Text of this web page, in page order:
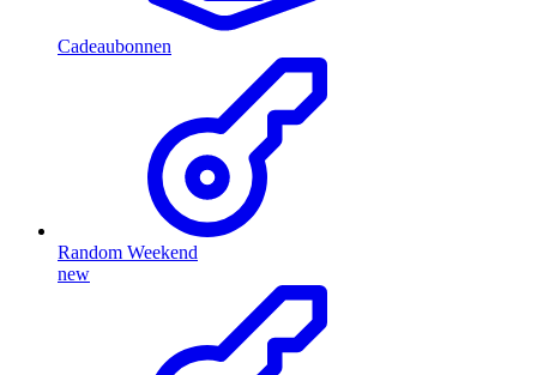
Cadeaubonnen
Random Weekend
new